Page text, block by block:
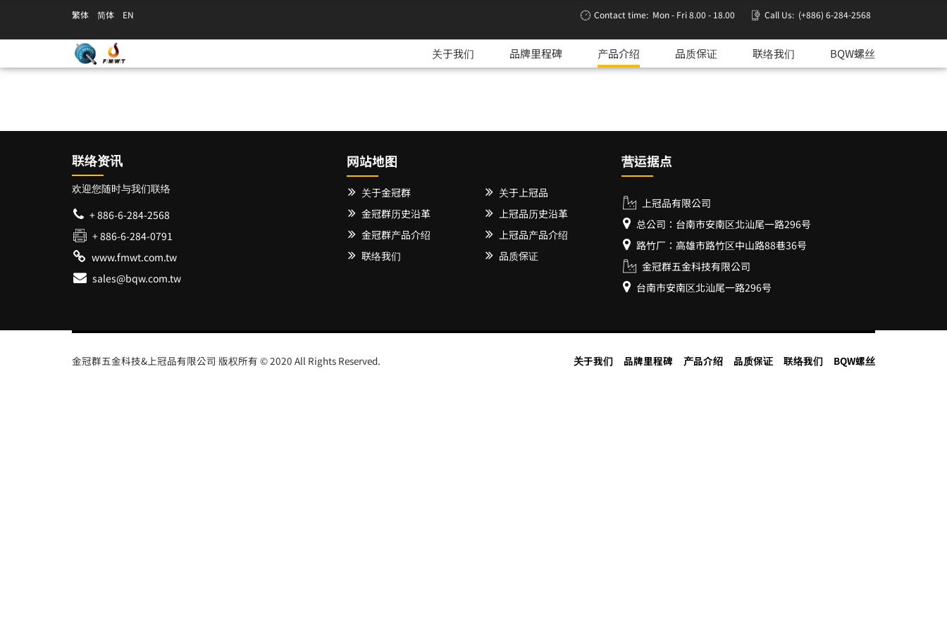
繁体 简体 EN Contact time: Mon - Fri 8.00 - 18.00 Call Us: (+886) 6-284-2568
关于我们 品牌里程碑 产品介绍 品质保证 联络我们 BQW螺丝
联络资讯
欢迎您随时与我们联络
+ 886-6-284-2568
+ 886-6-284-0791
www.fmwt.com.tw
sales@bqw.com.tw
网站地图
关于金冠群
金冠群历史沿革
金冠群产品介绍
联络我们
关于上冠品
上冠品历史沿革
上冠品产品介绍
品质保证
营运据点
上冠品有限公司
总公司：台南市安南区北汕尾一路296号
路竹厂：高雄市路竹区中山路88巷36号
金冠群五金科技有限公司
台南市安南区北汕尾一路296号
金冠群五金科技&上冠品有限公司 版权所有 © 2020 All Rights Reserved. 关于我们 品牌里程碑 产品介绍 品质保证 联络我们 BQW螺丝